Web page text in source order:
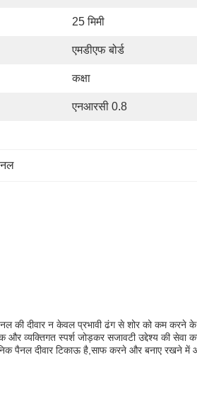
25 मिमी
एमडीएफ बोर्ड
कक्षा
एनआरसी 0.8
की दीवार न केवल प्रभावी ढंग से शोर को कम करने
व्यक्तिगत स्पर्श जोड़कर सजावटी उद्देश्य की सेवा
पैनल दीवार टिकाऊ है,साफ करने और बनाए रखने में